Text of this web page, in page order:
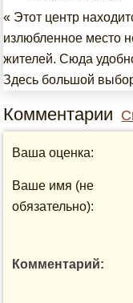
« Этот центр
излюбленное место
жителей. Сюда
Здесь большой
Комментарии
Ваша оценка:
Ваше имя (не
обязательно):
Комментарий: